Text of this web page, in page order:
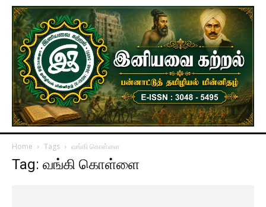
Home Tags வங்கி கொள்ளை
Tag: வங்கி கொள்ளை